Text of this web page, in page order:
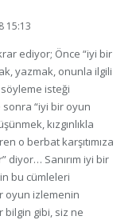
15:13
ediyor; Önce “iyi bir
yazmak, onunla ilgili
isteği
“iyi bir oyun
kızgınlıkla
o berbat karşıtımıza
diyor… Sanırım iyi bir
bu cümleleri
oyun izlemenin
bilgin gibi, siz ne